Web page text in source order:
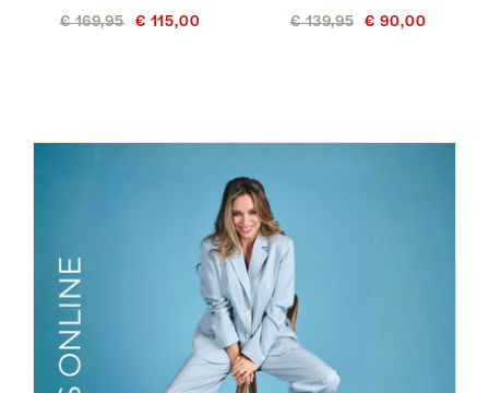
€ 169,95 € 115,00 € 139,95 € 90,00